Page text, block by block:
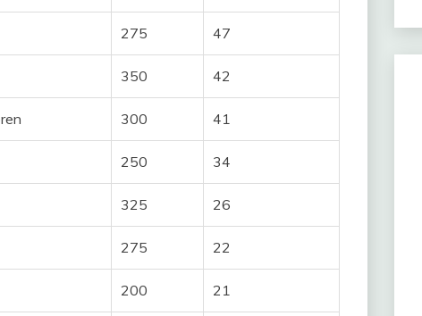
275 47
350 42
300 41
250 34
325 26
275 22
200 21